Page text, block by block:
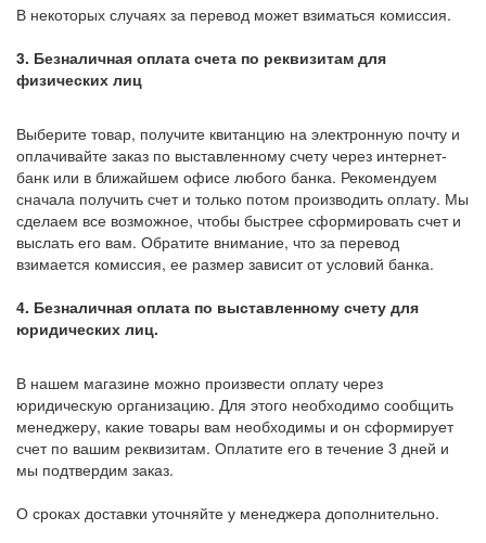
В некоторых случаях за перевод может взиматься комиссия.
3. Безналичная оплата счета по реквизитам для
физических лиц
Выберите товар, получите квитанцию на электронную почту и
оплачивайте заказ по выставленному счету через интернет-
банк или в ближайшем офисе любого банка. Рекомендуем
сначала получить счет и только потом производить оплату. Мы
сделаем все возможное, чтобы быстрее сформировать счет и
выслать его вам. Обратите внимание, что за перевод
взимается комиссия, ее размер зависит от условий банка.
4. Безналичная оплата по выставленному счету для
юридических лиц.
В нашем магазине можно произвести оплату через
юридическую организацию. Для этого необходимо сообщить
менеджеру, какие товары вам необходимы и он сформирует
счет по вашим реквизитам. Оплатите его в течение 3 дней и
мы подтвердим заказ.
О сроках доставки уточняйте у менеджера дополнительно.